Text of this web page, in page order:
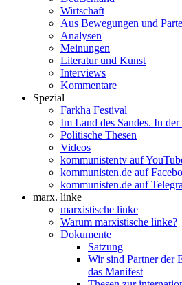
Wirtschaft
Aus Bewegungen und
Analysen
Meinungen
Literatur und Kunst
Interviews
Kommentare
Spezial
Farkha Festival
Im Land des Sandes. In der
Politische Thesen
Videos
kommunistentv auf
kommunisten.de auf
kommunisten.de auf
marx. linke
marxistische linke
Warum marxistische linke?
Dokumente
Satzung
Wir sind Partner der
das Manifest